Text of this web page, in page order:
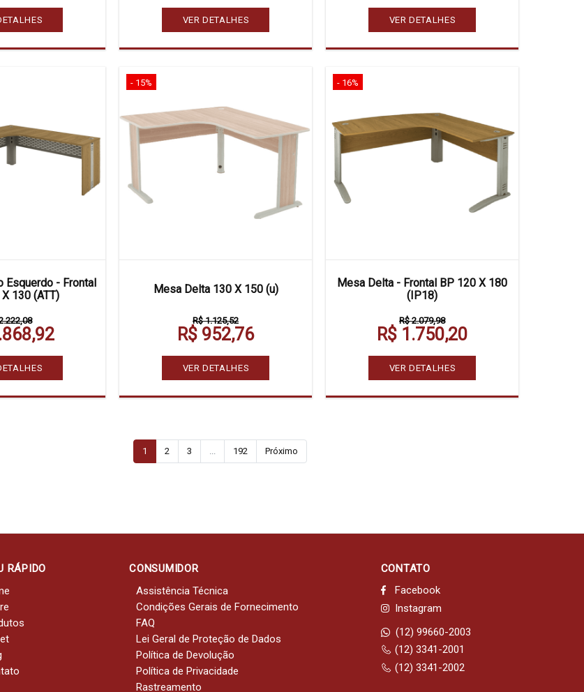
VER DETALHES VER DETALHES
Esquerdo - Frontal
130 (ATT)
- 15%
Mesa Delta 130 X 150 (u)
R$ 1.125,52
R$ 952,76
VER DETALHES
- 16%
Mesa Delta - Frontal BP 120 X 180
(IP18)
R$ 2.079,98
R$ 1.750,20
VER DETALHES
1 2 3 ... 192 Próximo
RÁPIDO
CONSUMIDOR
Assistência Técnica
Condições Gerais de Fornecimento
FAQ
Lei Geral de Proteção de Dados
Política de Devolução
Política de Privacidade
Rastreamento
CONTATO
Facebook
Instagram
(12) 99660-2003
(12) 3341-2001
(12) 3341-2002